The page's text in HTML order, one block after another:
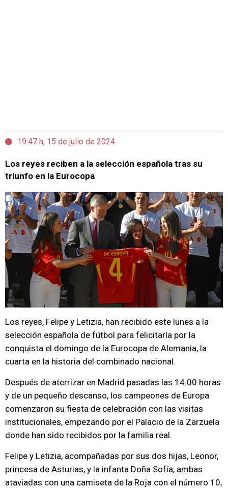
19:47 h, 15 de julio de 2024
Los reyes reciben a la selección española tras su
triunfo en la Eurocopa
Los reyes, Felipe y Letizia, han recibido este lunes a la
selección española de fútbol para felicitarla por la
conquista el domingo de la Eurocopa de Alemania, la
cuarta en la historia del combinado nacional.
Después de aterrizar en Madrid pasadas las 14.00 horas
y de un pequeño descanso, los campeones de Europa
comenzaron su fiesta de celebración con las visitas
institucionales, empezando por el Palacio de la Zarzuela
donde han sido recibidos por la familia real.
Felipe y Letizia, acompañadas por sus dos hijas, Leonor,
princesa de Asturias, y la infanta Doña Sofía, ambas
ataviadas con una camiseta de la Roja con el número 10,